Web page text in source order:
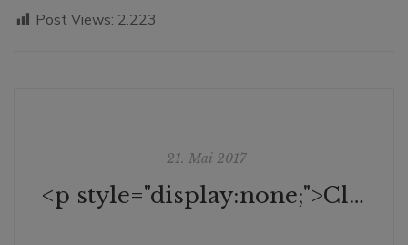
Post Views: 2.223
21. Mai 2017
<p style="display:none;">Clemens Ruthner, Der Standard</p>